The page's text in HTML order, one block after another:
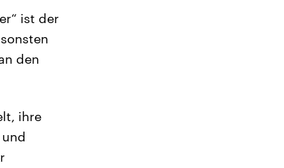
ist der
den
ihre